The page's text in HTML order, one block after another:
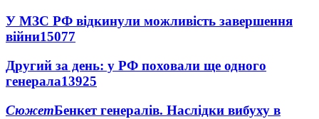
У МЗС РФ відкинули можливість завершення
війни15077
Другий за день: у РФ поховали ще одного
генерала13925
СюжетБенкет генералів. Наслідки вибуху в